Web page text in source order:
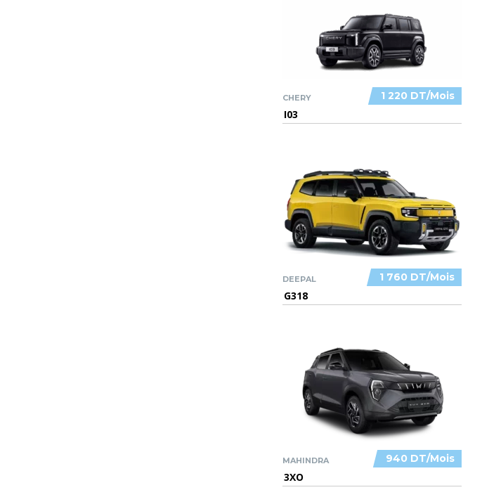
1 220 DT/Mois
CHERY
I03
1 760 DT/Mois
DEEPAL
G318
940 DT/Mois
MAHINDRA
3XO